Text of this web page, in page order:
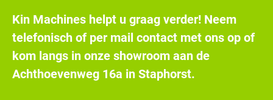
Kin Machines helpt u graag verder! Neem
telefonisch of per mail contact met ons op of
kom langs in onze showroom aan de
Achthoevenweg 16a in Staphorst.